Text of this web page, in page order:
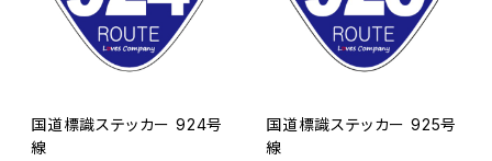
国道標識ステッカー 924号
線
国道標識ステッカー 925号
線